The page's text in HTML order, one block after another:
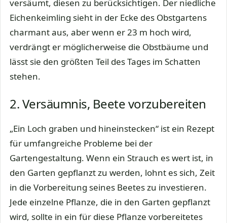
versäumt, diesen zu berücksichtigen. Der niedliche
Eichenkeimling sieht in der Ecke des Obstgartens
charmant aus, aber wenn er 23 m hoch wird,
verdrängt er möglicherweise die Obstbäume und
lässt sie den größten Teil des Tages im Schatten
stehen.
2. Versäumnis, Beete vorzubereiten
„Ein Loch graben und hineinstecken“ ist ein Rezept
für umfangreiche Probleme bei der
Gartengestaltung. Wenn ein Strauch es wert ist, in
den Garten gepflanzt zu werden, lohnt es sich, Zeit
in die Vorbereitung seines Beetes zu investieren.
Jede einzelne Pflanze, die in den Garten gepflanzt
wird, sollte in ein für diese Pflanze vorbereitetes